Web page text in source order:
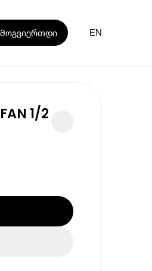
EN
1/2